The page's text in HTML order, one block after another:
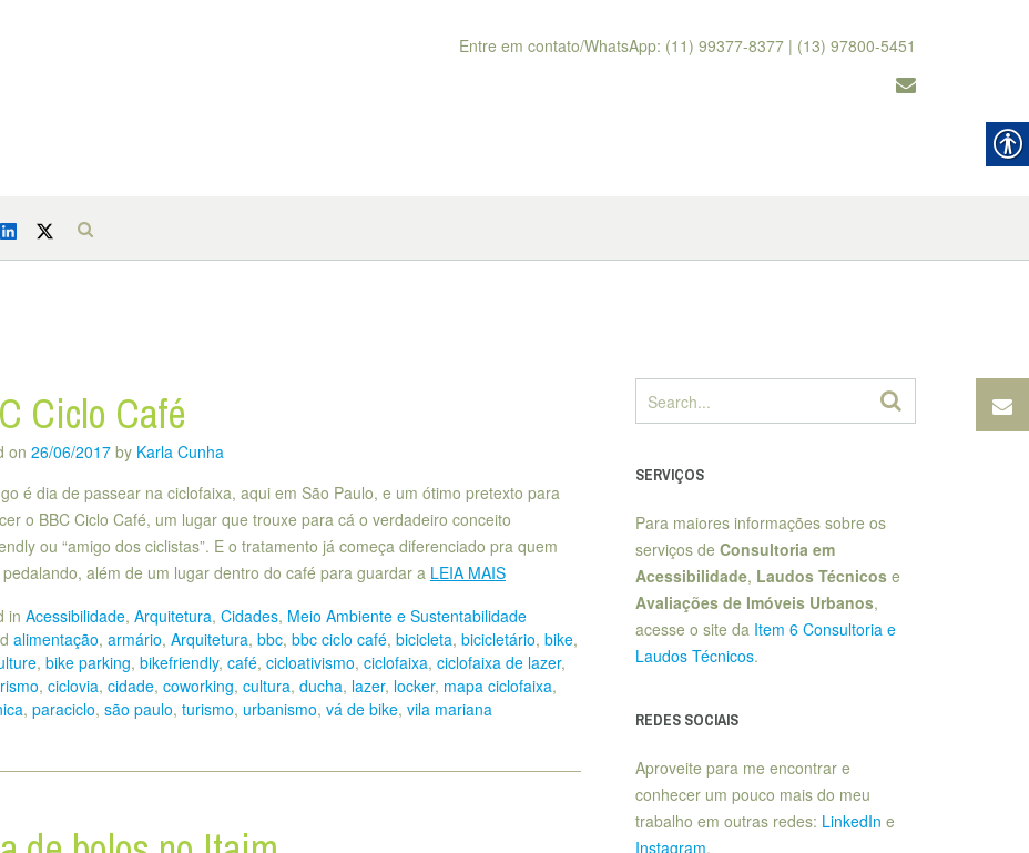
Entre em contato/WhatsApp: (11) 99377-8377 | (13) 97800-5451
Ciclo Café
on 26/06/2017by Karla Cunha
é dia de passear na ciclofaixa, aqui em São Paulo, e um ótimo pretexto para
o BBC Ciclo Café, um lugar que trouxe para cá o verdadeiro conceito
ou “amigo dos ciclistas”. E o tratamento já começa diferenciado pra quem
além de um lugar dentro do café para guardar a LEIA MAIS
in Acessibilidade, Arquitetura, Cidades, Meio Ambiente e Sustentabilidade
alimentação, armário, Arquitetura, bbc, bbc ciclo café, bicicleta, bicicletário, bike,
, bike parking, bikefriendly, café, cicloativismo, ciclofaixa, ciclofaixa de lazer,
, ciclovia, cidade, coworking, cultura, ducha, lazer, locker, mapa ciclofaixa,
, paraciclo, são paulo, turismo, urbanismo, vá de bike, vila mariana
SERVIÇOS
Para maiores informações sobre os
serviços de Consultoria em
Acessibilidade, Laudos Técnicose
Avaliações de Imóveis Urbanos,
acesse o site da Item 6 Consultoria e
Laudos Técnicos.
REDES SOCIAIS
Aproveite para me encontrar e
conhecer um pouco mais do meu
trabalho em outras redes: LinkedIn e
Instagram.